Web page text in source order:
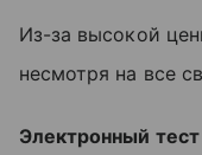
Из-за высокой
несмотря на все
Электронный